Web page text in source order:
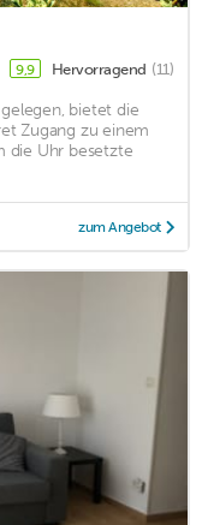
9,9 Hervorragend (11)
bietet die
Zugang zu einem
die Uhr besetzte
zum Angebot